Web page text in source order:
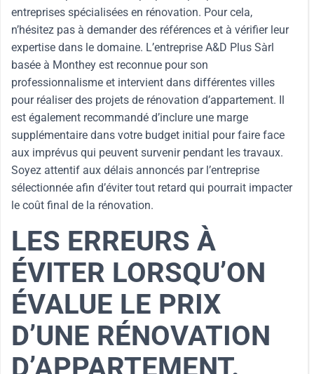
entreprises spécialisées en rénovation. Pour cela,
n’hésitez pas à demander des références et à vérifier leur
expertise dans le domaine. L’entreprise A&D Plus Sàrl
basée à Monthey est reconnue pour son
professionnalisme et intervient dans différentes villes
pour réaliser des projets de rénovation d’appartement. Il
est également recommandé d’inclure une marge
supplémentaire dans votre budget initial pour faire face
aux imprévus qui peuvent survenir pendant les travaux.
Soyez attentif aux délais annoncés par l’entreprise
sélectionnée afin d’éviter tout retard qui pourrait impacter
le coût final de la rénovation.
LES ERREURS À
ÉVITER LORSQU’ON
ÉVALUE LE PRIX
D’UNE RÉNOVATION
D’APPARTEMENT.